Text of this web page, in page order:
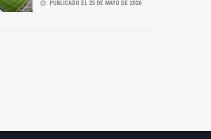
PUBLICADO EL 25 DE MAYO DE 2026